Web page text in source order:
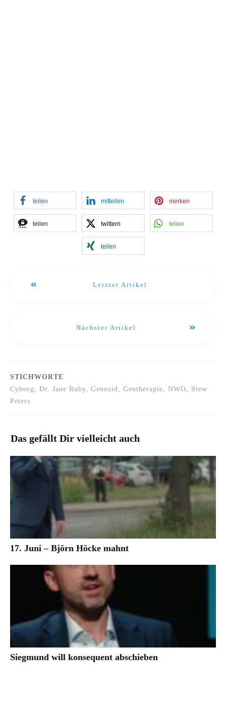
teilen mitteilen merken
teilen twittern teilen
teilen
Letzter Artikel
Nächster Artikel
STICHWORTE
Cyborg, Dr. Jane Ruby, Genozid, Gentherapie, NWO, Stew
Peters
Das gefällt Dir vielleicht auch
17. Juni – Björn Höcke mahnt
Siegmund will konsequent abschieben